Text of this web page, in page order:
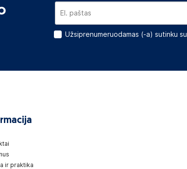
Užsiprenumeruodamas (-a) sutinku su
ir praktika